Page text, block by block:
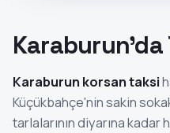
Karaburun'da
Karaburun korsan taksi
Küçükbahçe'nin sakin
tarlalarının diyarına